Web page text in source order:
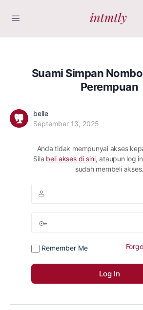
Suami Simpan
Perempuan
belle
September 13, 2025
Anda tidak mempunyai akses
Sila beli akses di sini, ataupun log
sudah membeli akses.
Remember Me